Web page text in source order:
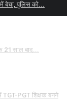
बेचा, पुलिस को...
21 साल बाद...
PGT शिक्षक बनने